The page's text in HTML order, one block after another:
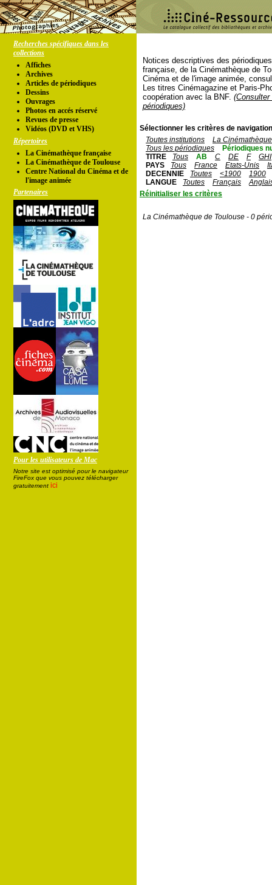
Recherches spécifiques dans les
collections
Affiches
Archives
Articles de périodiques
Dessins
Ouvrages
Photos en accés réservé
Revues de presse
Vidéos (DVD et VHS)
Répertoires
La Cinémathèque française
La Cinémathèque de Toulouse
Centre National du Cinéma et de
l'image animée
Partenaires
Pour les utilisateurs de Mac
Notre site est optimisé pour le navigateur
FireFox que vous pouvez télécharger
gratuitement ici
Notices descriptives des
française, de la Cinémathèque de
Cinéma et de l'image animée,
Les titres Cinémagazine et Paris-
coopération avec la BNF.
périodiques)
Sélectionner les critères de
Toutes institutions
La
Tous les périodiques
Périodiques
TITRE
Tous AB C DE F
GHI
PAYS
Tous France Etats-Unis
DECENNIE
Toutes <1900
1900
LANGUE
Toutes Français
Réinitialiser les critères
La Cinémathèque de Toulouse - 0